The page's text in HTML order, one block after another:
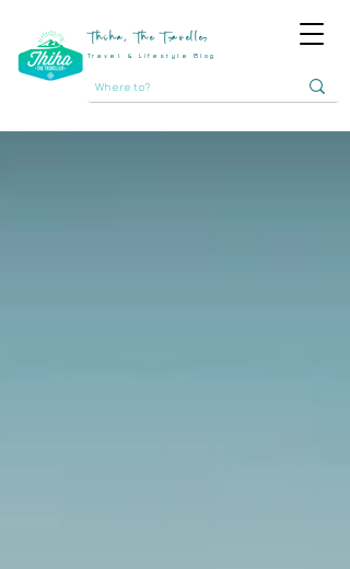
Thiha, The Traveller
Travel & Lifestyle Blog